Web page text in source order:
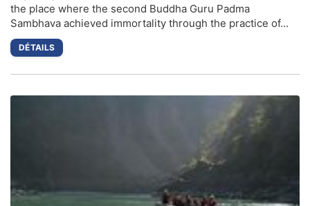
the place where the second Buddha Guru Padma
Sambhava achieved immortality through the practice of…
DÉTAILS